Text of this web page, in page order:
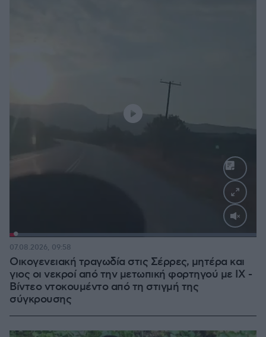
Loaded:
Οικογενειακή τραγωδία στις Σέρρες, μητέρα και
γιος οι νεκροί από την μετωπική φορτηγού με ΙΧ -
Βίντεο ντοκουμέντο από τη στιγμή της
σύγκρουσης
07.08.2026, 09:58